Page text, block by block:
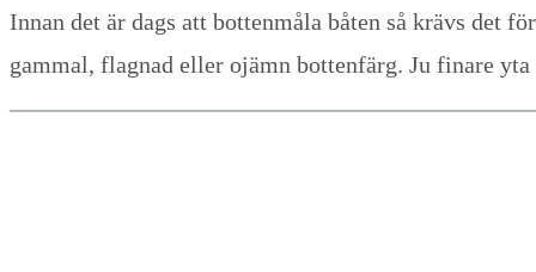
Innan det är dags att bottenmåla båten så krävs det
gammal, flagnad eller ojämn bottenfärg. Ju finare